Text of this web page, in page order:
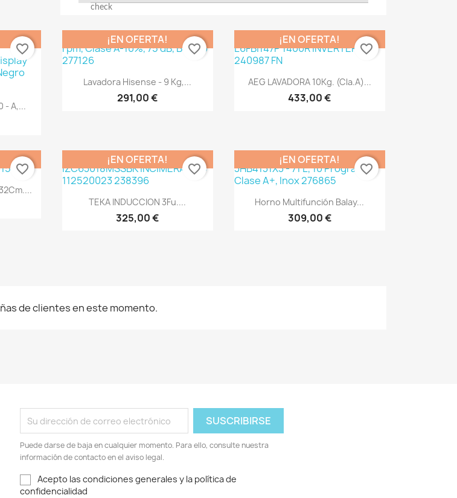
- A,...
favorite_border
Vista rápida
Lavadora Hisense - 9 Kg,...
291,00 €
¡EN OFERTA!
favorite_border
Vista rápida
AEG LAVADORA 10Kg. (Cla.A)...
433,00 €
¡EN OFERTA!
favorite_border
favorite_border
Vista rápida
TEKA INDUCCION 3Fu....
325,00 €
¡EN OFERTA!
favorite_border
Vista rápida
Horno Multifunción Balay...
309,00 €
¡EN OFERTA!
favorite_border
de clientes en este momento.
Puede darse de baja en cualquier momento. Para ello, consulte nuestra
información de contacto en el aviso legal.
Acepto las condiciones generales y la política de
confidencialidad